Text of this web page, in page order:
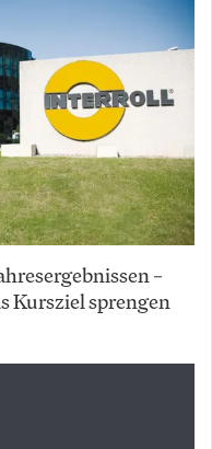
–
Kursziel sprengen